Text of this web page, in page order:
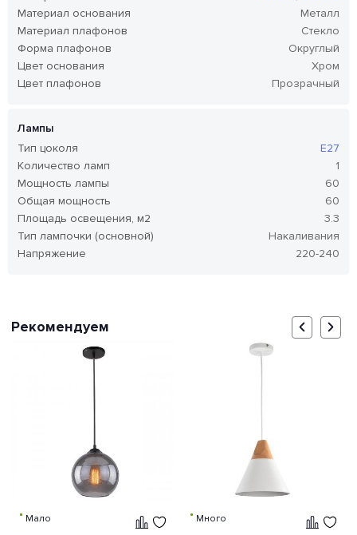
Материал основания
Металл
Материал плафонов
Стекло
Форма плафонов
Округлый
Цвет основания
Хром
Цвет плафонов
Прозрачный
Лампы
Тип цоколя
E27
Количество ламп
1
Мощность лампы
60
Общая мощность
60
Площадь освещения, м2
3.3
Тип лампочки (основной)
Накаливания
Напряжение
220-240
Рекомендуем
Мало Много